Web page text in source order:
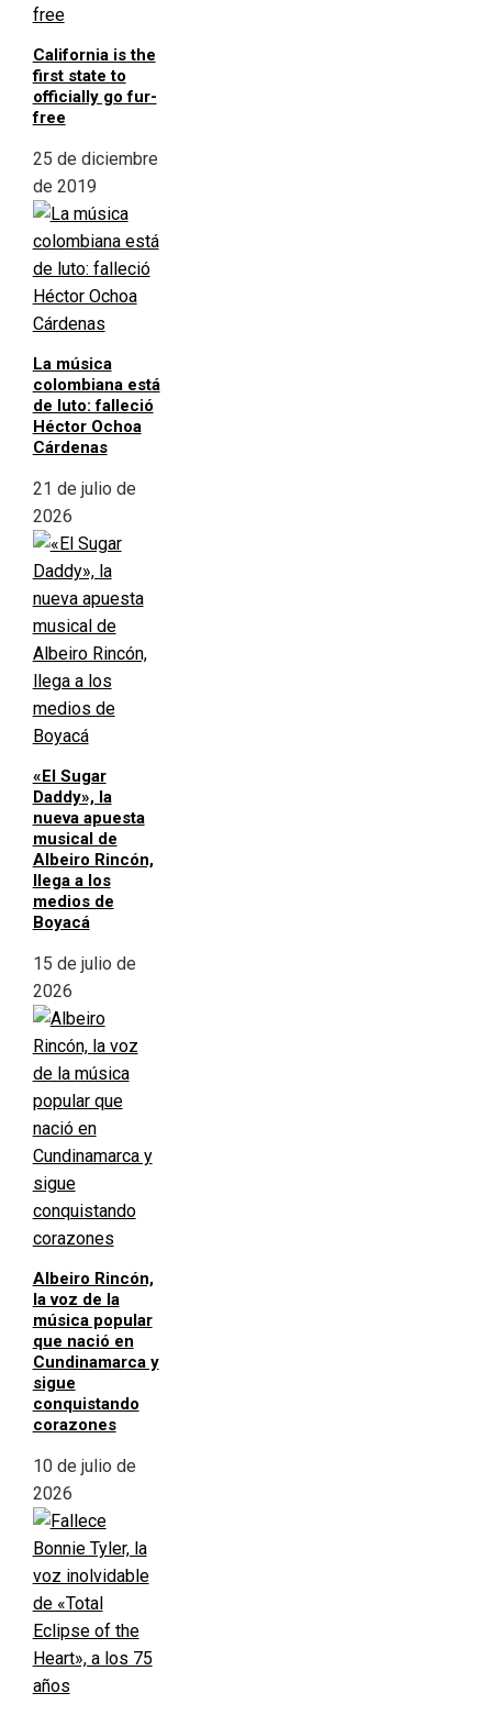
California is the
first state to
officially go fur-
free
25 de diciembre
de 2019
La música
colombiana está
de luto: falleció
Héctor Ochoa
Cárdenas
21 de julio de
2026
«El Sugar
Daddy», la
nueva apuesta
musical de
Albeiro Rincón,
llega a los
medios de
Boyacá
15 de julio de
2026
Albeiro Rincón,
la voz de la
música popular
que nació en
Cundinamarca y
sigue
conquistando
corazones
10 de julio de
2026